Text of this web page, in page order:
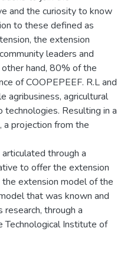
and the curiosity to know
to these defined as
the extension
leaders and
hand, 80% of the
of COOPEPEEF. R.L and
agribusiness, agricultural
technologies. Resulting in a
projection from the
through a
to offer the extension
the extension model of the
that was known and
through a
Institute of